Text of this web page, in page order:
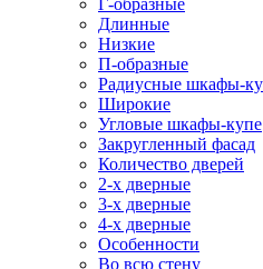
Г-образные
Длинные
Низкие
П-образные
Радиусные шкафы-
Широкие
Угловые шкафы-купе
Закругленный фасад
Количество дверей
2-х дверные
3-х дверные
4-х дверные
Особенности
Во всю стену